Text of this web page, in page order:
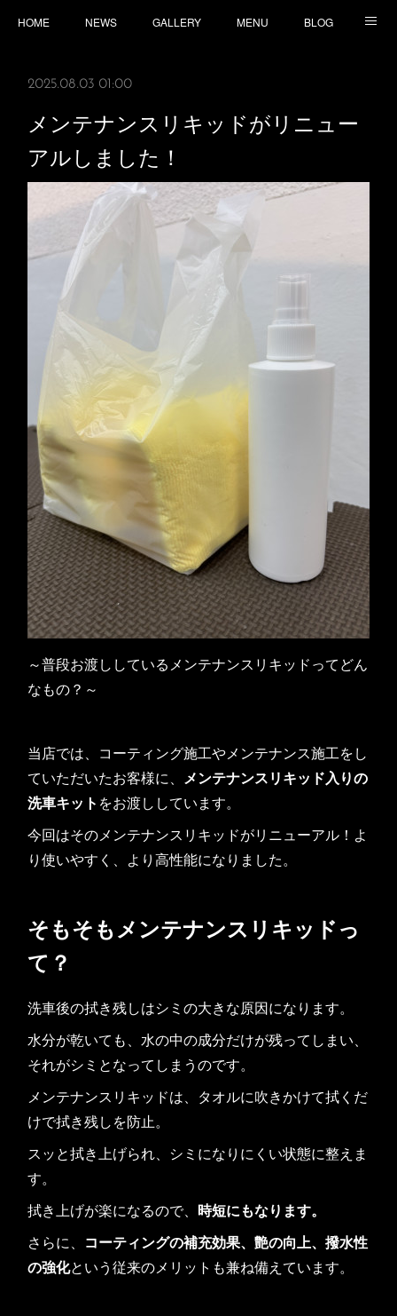
HOME NEWS GALLERY MENU BLOG
2025.08.03 01:00
メンテナンスリキッドがリニュー
アルしました！
～普段お渡ししているメンテナンスリキッドってどん
なもの？～
当店では、コーティング施工やメンテナンス施工をし
ていただいたお客様に、 メンテナンスリキッド入りの
洗車キット をお渡ししています。
今回はそのメンテナンスリキッドがリニューアル！よ
り使いやすく、より高性能になりました。
そもそもメンテナンスリキッドっ
て？
洗車後の拭き残しはシミの大きな原因になります。
水分が乾いても、水の中の成分だけが残ってしまい、
それがシミとなってしまうのです。
メンテナンスリキッドは、タオルに吹きかけて拭くだ
けで拭き残しを防止。
スッと拭き上げられ、シミになりにくい状態に整えま
す。
拭き上げが楽になるので、 時短にもなります。
さらに、 コーティングの補充効果、艶の向上、撥水性
の強化という従来のメリットも兼ね備えています。